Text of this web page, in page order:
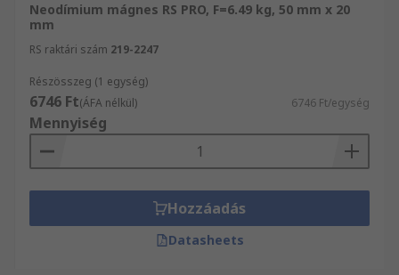
Neodímium mágnes RS PRO, F=6.49 kg, 50 mm x 20
mm
RS raktári szám 219-2247
Részösszeg (1 egység)
6746 Ft(ÁFA nélkül) 6746 Ft/egység
Mennyiség
Hozzáadás
Datasheets